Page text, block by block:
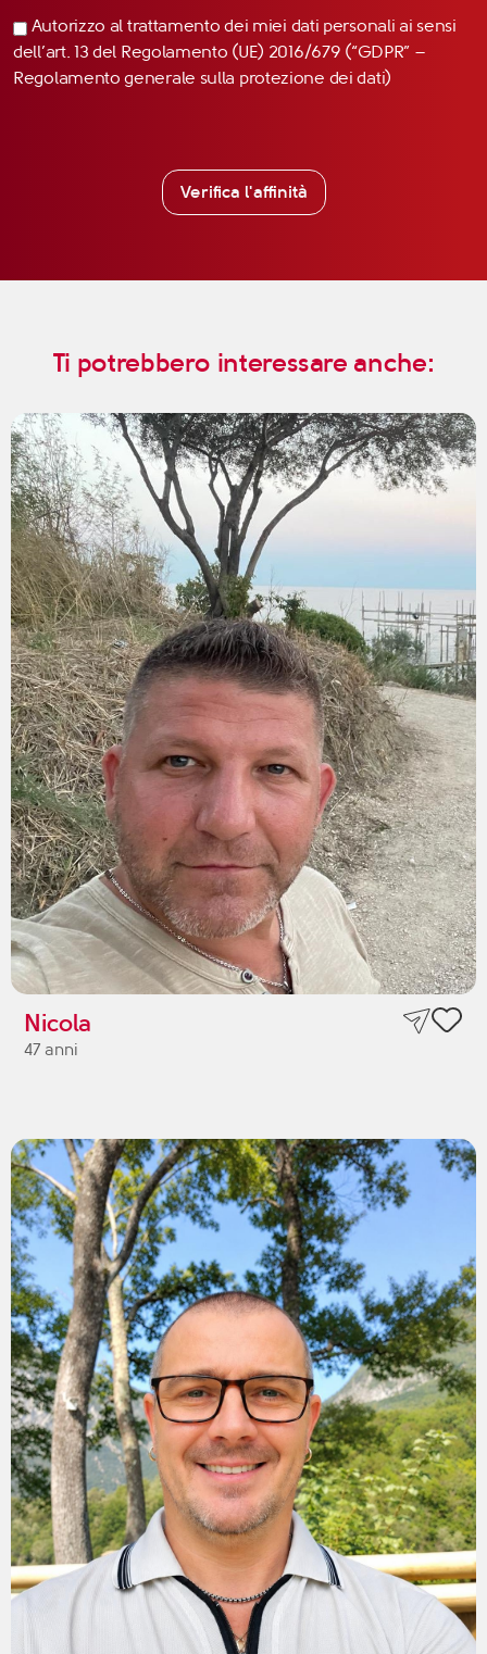
Autorizzo al trattamento dei miei dati personali ai sensi
dell’art. 13 del Regolamento (UE) 2016/679 (“GDPR” –
Regolamento generale sulla protezione dei dati)
Verifica l'affinità
Ti potrebbero interessare anche:
Nicola
47 anni